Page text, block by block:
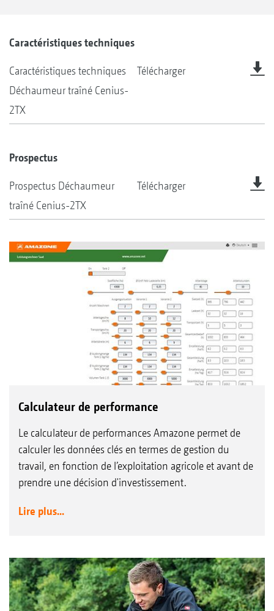
Caractéristiques techniques
Caractéristiques techniques
Déchaumeur traîné Cenius-
2TX
Télécharger
Prospectus
Prospectus Déchaumeur
traîné Cenius-2TX
Télécharger
Calculateur de performance
Le calculateur de performances Amazone permet de
calculer les données clés en termes de gestion du
travail, en fonction de l’exploitation agricole et avant de
prendre une décision d'investissement.
Lire plus...